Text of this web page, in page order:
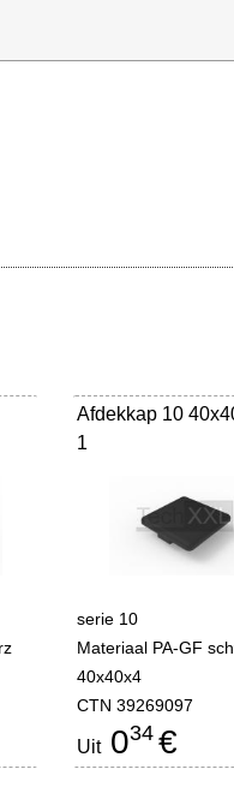
Afdekkap 10
1
serie 10
Materiaal PA-GF
40x40x4
CTN 39269097
Uit034 €